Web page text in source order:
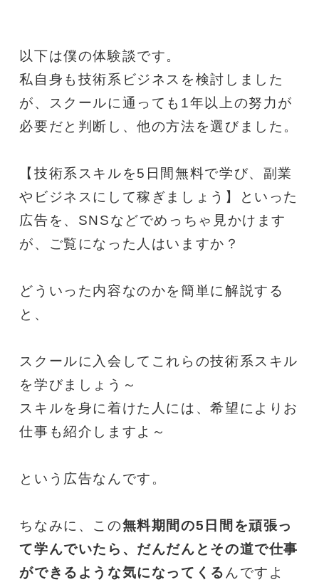
以下は僕の体験談です。
私自身も技術系ビジネスを検討しました
が、スクールに通っても1年以上の努力が
必要だと判断し、他の方法を選びました。
【技術系スキルを5日間無料で学び、副業
やビジネスにして稼ぎましょう】といった
広告を、SNSなどでめっちゃ見かけます
が、ご覧になった人はいますか？
どういった内容なのかを簡単に解説する
と、
スクールに入会してこれらの技術系スキル
を学びましょう～
スキルを身に着けた人には、希望によりお
仕事も紹介しますよ～
という広告なんです。
ちなみに、この無料期間の5日間を頑張っ
て学んでいたら、だんだんとその道で仕事
ができるような気になってくる んですよ